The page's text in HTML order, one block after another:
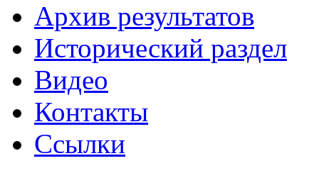
Архив результатов
Исторический раздел
Видео
Контакты
Ссылки